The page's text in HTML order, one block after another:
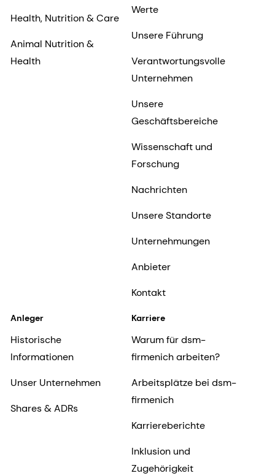
Health, Nutrition & Care
Animal Nutrition &
Health
Werte
Unsere Führung
Verantwortungsvolle
Unternehmen
Unsere
Geschäftsbereiche
Wissenschaft und
Forschung
Nachrichten
Unsere Standorte
Unternehmungen
Anbieter
Kontakt
Anleger
Historische
Informationen
Unser Unternehmen
Shares & ADRs
Karriere
Warum für dsm-
firmenich arbeiten?
Arbeitsplätze bei dsm-
firmenich
Karriereberichte
Inklusion und
Zugehörigkeit